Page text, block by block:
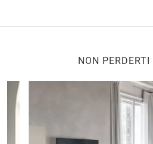
NON PERDERTI